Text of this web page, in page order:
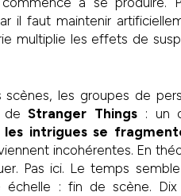
il faut maintenir
multiplie les effets de
scènes, les groupes de
deStranger Things : un
les intrigues se
incohérentes. En
Pas ici. Le temps
échelle : fin de scène.